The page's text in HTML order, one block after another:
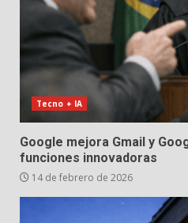
Tecno + IA
Google mejora Gmail y
funciones innovadoras
14 de febrero de 2026